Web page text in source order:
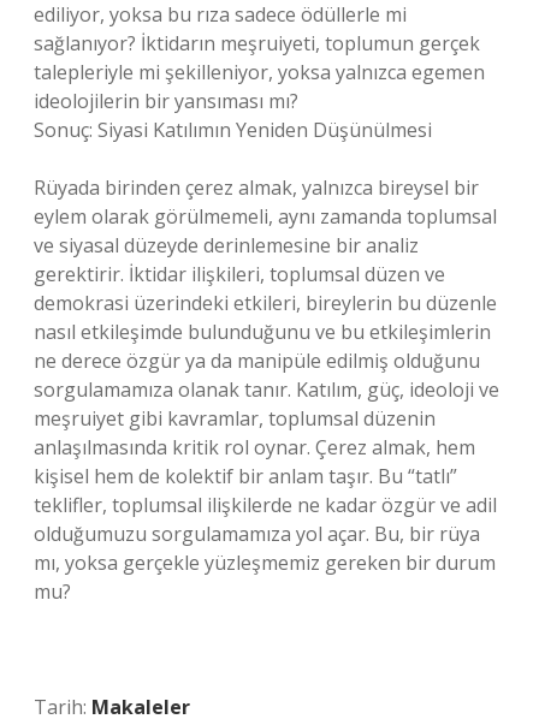
ediliyor, yoksa bu rıza sadece ödüllerle mi
sağlanıyor? İktidarın meşruiyeti, toplumun gerçek
talepleriyle mi şekilleniyor, yoksa yalnızca egemen
ideolojilerin bir yansıması mı?
Sonuç: Siyasi Katılımın Yeniden Düşünülmesi
Rüyada birinden çerez almak, yalnızca bireysel bir
eylem olarak görülmemeli, aynı zamanda toplumsal
ve siyasal düzeyde derinlemesine bir analiz
gerektirir. İktidar ilişkileri, toplumsal düzen ve
demokrasi üzerindeki etkileri, bireylerin bu düzenle
nasıl etkileşimde bulunduğunu ve bu etkileşimlerin
ne derece özgür ya da manipüle edilmiş olduğunu
sorgulamamıza olanak tanır. Katılım, güç, ideoloji ve
meşruiyet gibi kavramlar, toplumsal düzenin
anlaşılmasında kritik rol oynar. Çerez almak, hem
kişisel hem de kolektif bir anlam taşır. Bu “tatlı”
teklifler, toplumsal ilişkilerde ne kadar özgür ve adil
olduğumuzu sorgulamamıza yol açar. Bu, bir rüya
mı, yoksa gerçekle yüzleşmemiz gereken bir durum
mu?
Tarih: Makaleler